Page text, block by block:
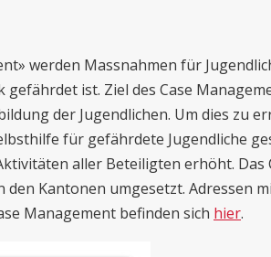
werden Massnahmen für
ist. Ziel des Case
der Jugendlichen. Um dies zu
für gefährdete Jugendliche
aller Beteiligten erhöht. Das
Kantonen umgesetzt. Adressen
Management befinden sich hier.